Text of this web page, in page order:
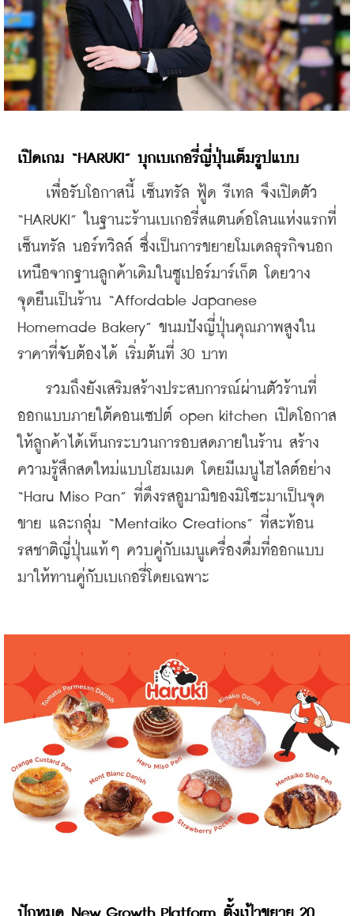
เปิดเกม “HARUKI” บุกเบเกอรี่ญี่ปุ่นเต็มรูปแบบ
เพื่อรับโอกาสนี้ เซ็นทรัล ฟู้ด รีเทล จึงเปิดตัว
“HARUKI” ในฐานะร้านเบเกอรี่สแตนด์อโลนแห่งแรกที่
เซ็นทรัล นอร์ทวิลล์ ซึ่งเป็นการขยายโมเดลธุรกิจนอก
เหนือจากฐานลูกค้าเดิมในซูเปอร์มาร์เก็ต โดยวาง
จุดยืนเป็นร้าน “Affordable Japanese
Homemade Bakery” ขนมปังญี่ปุ่นคุณภาพสูงใน
ราคาที่จับต้องได้ เริ่มต้นที่ 30 บาท
รวมถึงยังเสริมสร้างประสบการณ์ผ่านตัวร้านที่
ออกแบบภายใต้คอนเซปต์ open kitchen เปิดโอกาส
ให้ลูกค้าได้เห็นกระบวนการอบสดภายในร้าน สร้าง
ความรู้สึกสดใหม่แบบโฮมเมด โดยมีเมนูไฮไลต์อย่าง
“Haru Miso Pan” ที่ดึงรสอูมามิของมิโซะมาเป็นจุด
ขาย และกลุ่ม “Mentaiko Creations” ที่สะท้อน
รสชาติญี่ปุ่นแท้ๆ ควบคู่กับเมนูเครื่องดื่มที่ออกแบบ
มาให้ทานคู่กับเบเกอรี่โดยเฉพาะ
ปักหมุด New Growth Platform ตั้งเป้าขยาย 20